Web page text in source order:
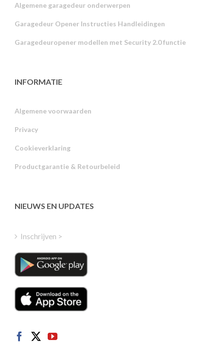
Algemene garagedeur onderwerpen
Garagedeur Opener Instructies Handleidingen
Garagedeuropener modellen met Security 2.0 functie
INFORMATIE
Algemene voorwaarden
Privacy
Cookieverklaring
Productgarantie & Retourbeleid
NIEUWS EN UPDATES
Inschrijven >